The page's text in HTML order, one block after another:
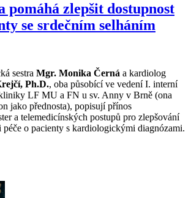
pomáhá zlepšit dostupnost
se srdečním selháním
sestra Mgr. Monika Černá a kardiolog
Ph.D., oba působící ve vedení I. interní
LF MU a FN u sv. Anny v Brně (ona
jako přednosta), popisují přínos
a telemedicínských postupů pro zlepšování
o pacienty s kardiologickými diagnózami.